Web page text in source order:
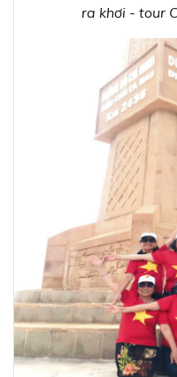
ra khơi - tour